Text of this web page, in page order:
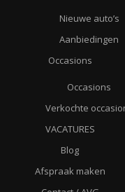
Nieuwe auto’s
Aanbiedingen
Occasions
Occasions
Verkochte
VACATURES
Blog
Afspraak maken